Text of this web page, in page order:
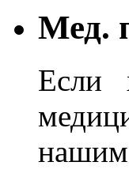
Мед.
Если
нашим